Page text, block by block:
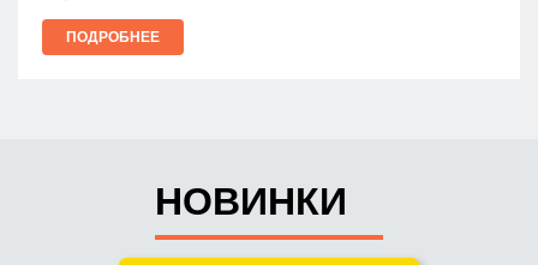
ПОДРОБНЕЕ
НОВИНКИ